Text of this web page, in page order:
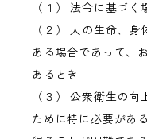
（１） 法令に基づく
（２） 人の生命、
ある場合であって、
あるとき
（３） 公衆衛生の
ために特に必要があ